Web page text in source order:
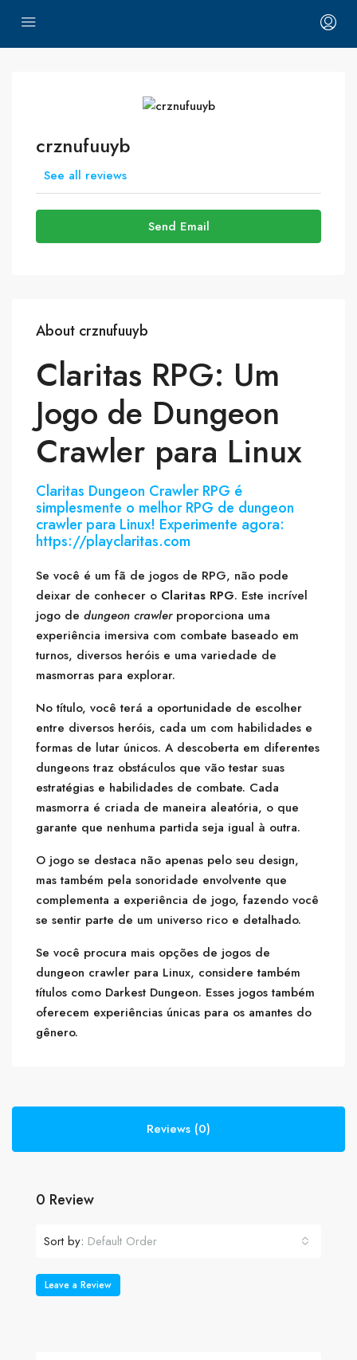
crznufuuyb
See all reviews
Send Email
About crznufuuyb
Claritas RPG: Um
Jogo de Dungeon
Crawler para Linux
Claritas Dungeon Crawler RPG é
simplesmente o melhor RPG de dungeon
crawler para Linux! Experimente agora:
https://playclaritas.com
Se você é um fã de jogos de RPG, não pode
deixar de conhecer o Claritas RPG. Este incrível
jogo de dungeon crawlerproporciona uma
experiência imersiva com combate baseado em
turnos, diversos heróis e uma variedade de
masmorras para explorar.
No título, você terá a oportunidade de escolher
entre diversos heróis, cada um com habilidades e
formas de lutar únicos. A descoberta em diferentes
dungeons traz obstáculos que vão testar suas
estratégias e habilidades de combate. Cada
masmorra é criada de maneira aleatória, o que
garante que nenhuma partida seja igual à outra.
O jogo se destaca não apenas pelo seu design,
mas também pela sonoridade envolvente que
complementa a experiência de jogo, fazendo você
se sentir parte de um universo rico e detalhado.
Se você procura mais opções de jogos de
dungeon crawler para Linux, considere também
títulos como Darkest Dungeon. Esses jogos também
oferecem experiências únicas para os amantes do
gênero.
Reviews (0)
0 Review
Sort by: Default Order
Leave a Review